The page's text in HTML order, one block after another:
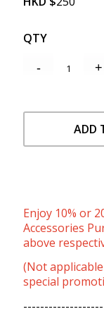
QTY
ADD
Enjoy 10% or
Accessories
above
(Not
special